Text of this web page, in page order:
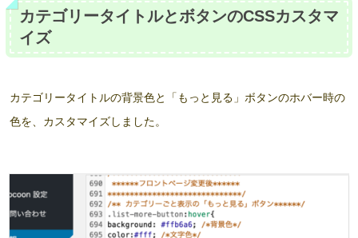
カテゴリータイトルとボタンのCSSカスタマ
イズ
カテゴリータイトルの背景色と「もっと見る」ボタンのホバー時の
色を、カスタマイズしました。